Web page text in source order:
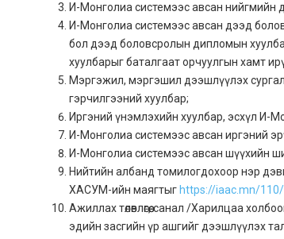
И-Монголиа системээс авсан нийгмийн
И-Монголиа системээс авсан дээд
бол дээд боловсролын дипломын
хуулбарыг баталгаат орчуулгын хамт
Мэргэжил, мэргэшил дээшлүүлэх
гэрчилгээний хуулбар;
Иргэний үнэмлэхийн хуулбар, эсхүл И-
И-Монголиа системээс авсан иргэний
И-Монголиа системээс авсан шүүхийн
Нийтийн албанд томилогдохоор нэр
ХАСУМ-ийн маягтыг https://iaac.mn/
Ажиллах төлөвлөгөө, санал /Харилцаа
эдийн засгийн үр ашгийг дээшлүүлэх